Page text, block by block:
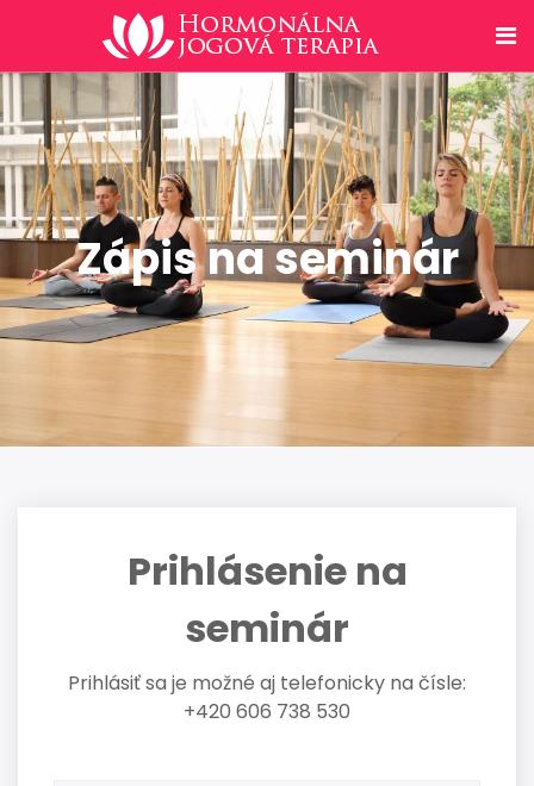
Zápis na seminár
Prihlásenie na
seminár
Prihlásiť sa je možné aj telefonicky na čísle:
+420 606 738 530